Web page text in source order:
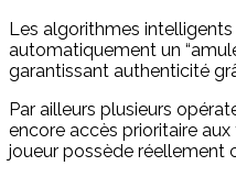
Les algorithmes
automatiquement un
garantissant authenticité
Par ailleurs plusieurs
encore accès prioritaire
joueur possède réellement